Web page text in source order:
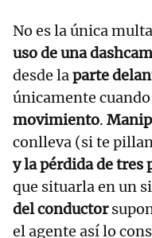
No es la única
uso de una dashcam
desde laparte
únicamente
movimiento.
conlleva (si te
y la pérdida de tres
que situarla en un
del conductor
el agente así lo